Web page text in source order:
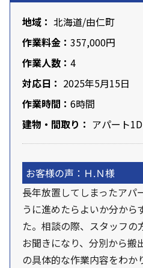
地域： 北海道/由仁町
作業料金： 357,000円
作業人数： 4
対応日： 2025年5月15日
作業時間： 6時間
建物・間取り： アパート
お客様の声：Ｈ.Ｎ様
長年放置してしまったアパ
うに進めたらよいか分から
た。相談の際、スタッフの
お聞きになり、分別から搬
の具体的な作業内容をわか